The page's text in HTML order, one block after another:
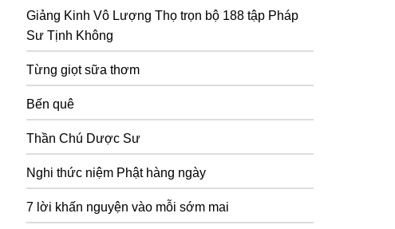
Giảng Kinh Vô Lượng Thọ trọn bộ 188 tập Pháp
Sư Tịnh Không
Từng giọt sữa thơm
Bến quê
Thần Chú Dược Sư
Nghi thức niệm Phật hàng ngày
7 lời khấn nguyện vào mỗi sớm mai